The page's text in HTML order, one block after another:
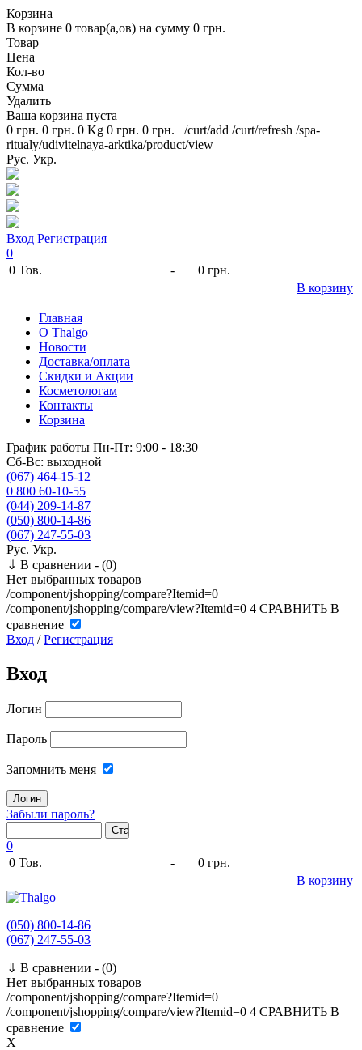
Корзина
В корзине 0 товар(а,ов) на сумму 0 грн.
Товар
Цена
Кол-во
Сумма
Удалить
Ваша корзина пуста
0 грн. 0 грн. 0 Kg 0 грн. 0 грн. /curt/add /curt/refresh /spa-
ritualy/udivitelnaya-arktika/product/view
Рус. Укр.
Вход Регистрация
0
0 Тов. -
0 грн.
В корзину
Главная
O Thalgo
Новости
Доставка/оплата
Скидки и Акции
Косметологам
Контакты
Корзина
График работы Пн-Пт: 9:00 - 18:30
Сб-Вс: выходной
(067) 464-15-12
0 800 60-10-55
(044) 209-14-87
(050) 800-14-86
(067) 247-55-03
Рус. Укр.
⇓ В сравнении - (0)
Нет выбранных товаров
/component/jshopping/compare?Itemid=0
/component/jshopping/compare/view?Itemid=0 4 СРАВНИТЬ В
сравнение
Вход /Регистрация
Вход
Логин
Пароль
Запомнить меня
Забыли пароль?
0
0 Тов. -
0 грн.
В корзину
(050) 800-14-86
(067) 247-55-03
⇓ В сравнении - (0)
Нет выбранных товаров
/component/jshopping/compare?Itemid=0
/component/jshopping/compare/view?Itemid=0 4 СРАВНИТЬ В
сравнение
X